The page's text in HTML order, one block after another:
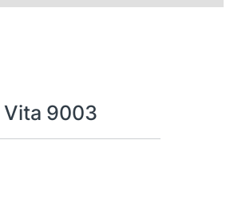
9003